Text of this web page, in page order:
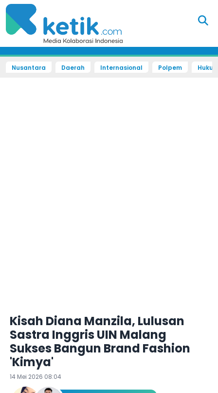
Nusantara Daerah Internasional Polpem
Kisah Diana Manzila, Lulusan
Sastra Inggris UIN Malang
Sukses Bangun Brand Fashion
'Kimya'
14 Mei 2026 08:04